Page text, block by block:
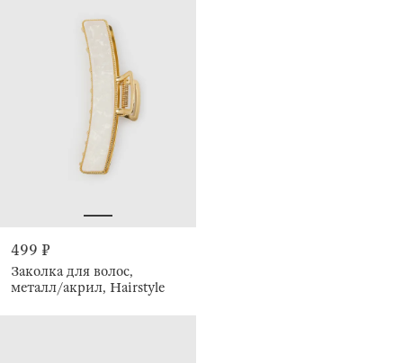
499 ₽
Заколка для волос,
металл/акрил, Hairstyle